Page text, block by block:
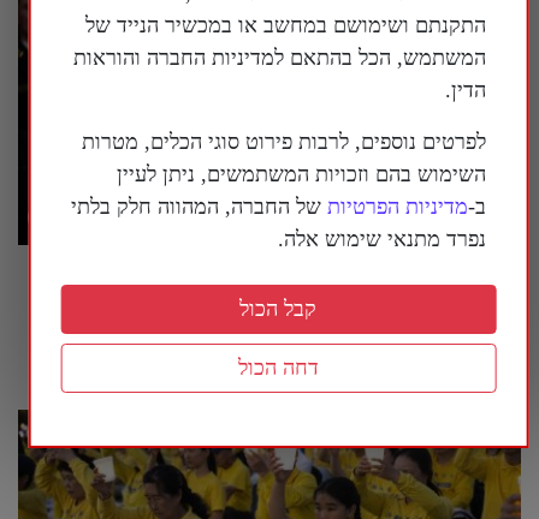
טראמפ הורה: להציב שלטי אזהרה סביב מוזיאון
ההיסטוריה הלאומי של ארה"ב
התקנתם ושימושם במחשב או במכשיר הנייד של
המשתמש, הכל בהתאם למדיניות החברה והוראות
הדין.
לפרטים נוספים, לרבות פירוט סוגי הכלים, מטרות
השימוש בהם וזכויות המשתמשים, ניתן לעיין
ב-מדיניות הפרטיות של החברה, המהווה חלק בלתי
נפרד מתנאי שימוש אלה.
דחה הכול
קבל הכול